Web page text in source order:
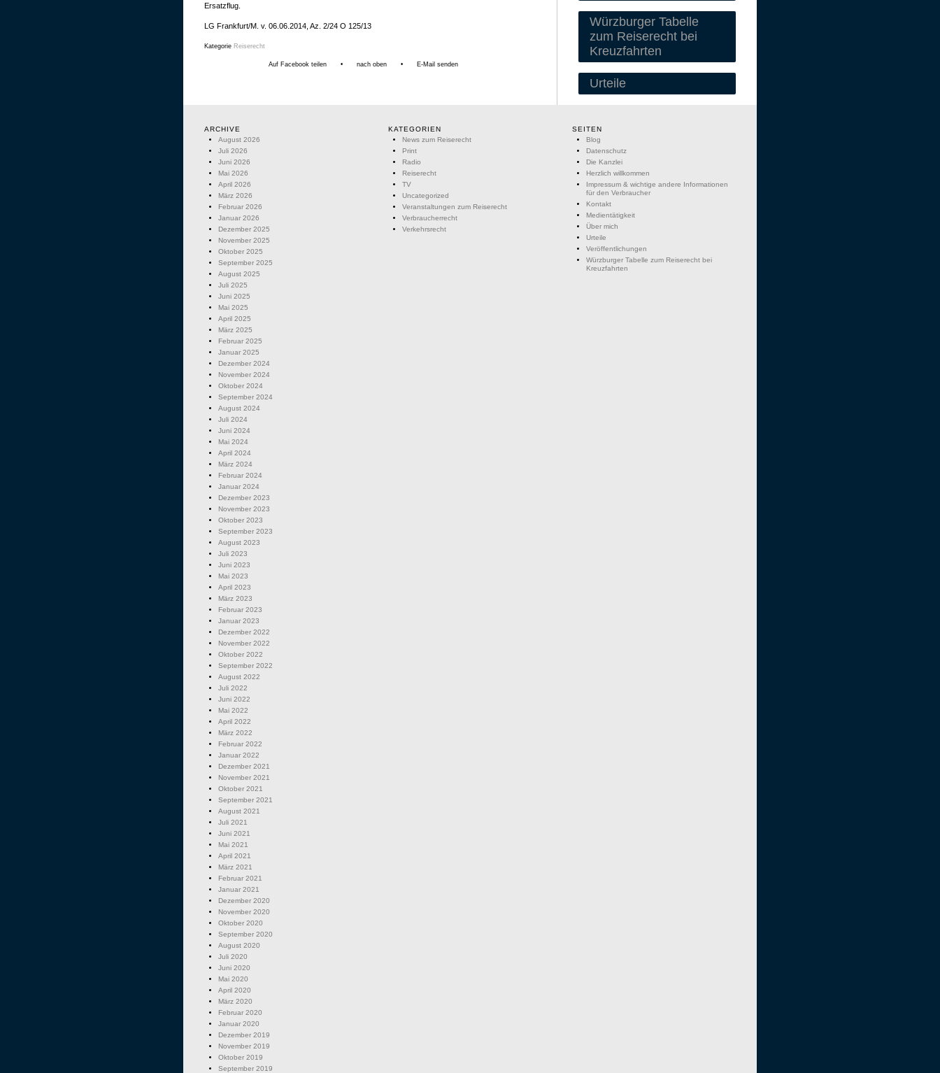
Ersatzflug.
LG Frankfurt/M. v. 06.06.2014, Az. 2/24 O 125/13
Kategorie Reiserecht
Auf Facebook teilen • nach oben • E-Mail senden
Würzburger Tabelle
zum Reiserecht bei
Kreuzfahrten
Urteile
ARCHIVE
August 2026
Juli 2026
Juni 2026
Mai 2026
April 2026
März 2026
Februar 2026
Januar 2026
Dezember 2025
November 2025
Oktober 2025
September 2025
August 2025
Juli 2025
Juni 2025
Mai 2025
April 2025
März 2025
Februar 2025
Januar 2025
Dezember 2024
November 2024
Oktober 2024
September 2024
August 2024
Juli 2024
Juni 2024
Mai 2024
April 2024
März 2024
Februar 2024
Januar 2024
Dezember 2023
November 2023
Oktober 2023
September 2023
August 2023
Juli 2023
Juni 2023
Mai 2023
April 2023
März 2023
Februar 2023
Januar 2023
Dezember 2022
November 2022
Oktober 2022
September 2022
August 2022
Juli 2022
Juni 2022
Mai 2022
April 2022
März 2022
Februar 2022
Januar 2022
Dezember 2021
November 2021
Oktober 2021
September 2021
August 2021
Juli 2021
Juni 2021
Mai 2021
April 2021
März 2021
Februar 2021
Januar 2021
Dezember 2020
November 2020
Oktober 2020
September 2020
August 2020
Juli 2020
Juni 2020
Mai 2020
April 2020
März 2020
Februar 2020
Januar 2020
Dezember 2019
November 2019
Oktober 2019
September 2019
KATEGORIEN
News zum Reiserecht
Print
Radio
Reiserecht
TV
Uncategorized
Veranstaltungen zum Reiserecht
Verbraucherrecht
Verkehrsrecht
SEITEN
Blog
Datenschutz
Die Kanzlei
Herzlich willkommen
Impressum & wichtige andere Informationen
für den Verbraucher
Kontakt
Medientätigkeit
Über mich
Urteile
Veröffentlichungen
Würzburger Tabelle zum Reiserecht bei
Kreuzfahrten